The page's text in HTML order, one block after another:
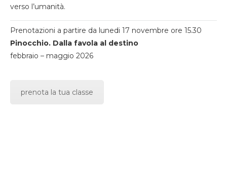
verso l’umanità.
Prenotazioni a partire da lunedi 17 novembre ore 15.30
Pinocchio. Dalla favola al destino
febbraio – maggio 2026
prenota la tua classe